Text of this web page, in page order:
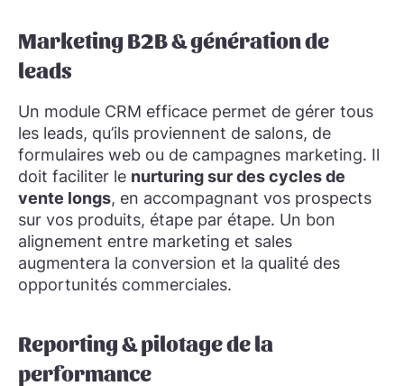
Marketing B2B & génération de
leads
Un module CRM efficace permet de gérer tous
les leads, qu’ils proviennent de salons, de
formulaires web ou de campagnes marketing. Il
doit faciliter le nurturing sur des cycles de
vente longs, en accompagnant vos prospects
sur vos produits, étape par étape. Un bon
alignement entre marketing et sales
augmentera la conversion et la qualité des
opportunités commerciales.
Reporting & pilotage de la
performance